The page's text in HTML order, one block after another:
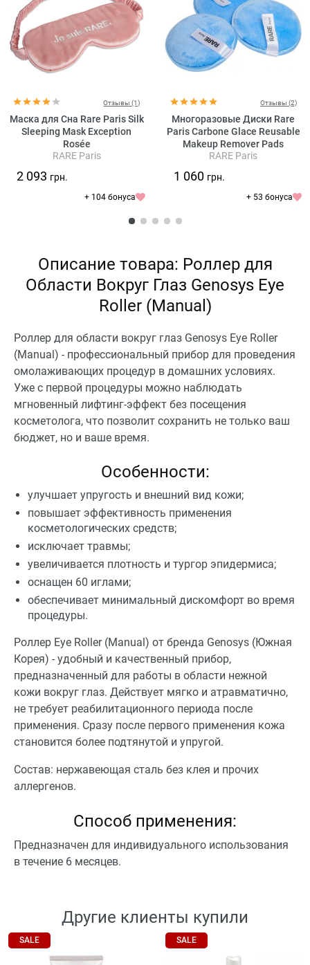
Отзывы (1)
Маска для Сна Rare Paris Silk
Sleeping Mask Exception
Rosée
RARE Paris
2 093 грн.
+ 104 бонуса
Отзывы (2)
Многоразовые Диски Rare
Paris Carbone Glace Reusable
Makeup Remover Pads
RARE Paris
1 060 грн.
+ 53 бонуса
Описание товара: Роллер для
Области Вокруг Глаз Genosys Eye
Roller (Manual)
Роллер для области вокруг глаз Genosys Eye Roller
(Manual) - профессиональный прибор для проведения
омолаживающих процедур в домашних условиях.
Уже с первой процедуры можно наблюдать
мгновенный лифтинг-эффект без посещения
косметолога, что позволит сохранить не только ваш
бюджет, но и ваше время.
Особенности:
улучшает упругость и внешний вид кожи;
повышает эффективность применения
косметологических средств;
исключает травмы;
увеличивается плотность и тургор эпидермиса;
оснащен 60 иглами;
обеспечивает минимальный дискомфорт во время
процедуры.
Роллер Eye Roller (Manual) от бренда Genosys (Южная
Корея) - удобный и качественный прибор,
предназначенный для работы в области нежной
кожи вокруг глаз. Действует мягко и атравматично,
не требует реабилитационного периода после
применения. Сразу после первого применения кожа
становится более подтянутой и упругой.
Состав: нержавеющая сталь без клея и прочих
аллергенов.
Способ применения:
Предназначен для индивидуального использования
в течение 6 месяцев.
Другие клиенты купили
SALE SALE